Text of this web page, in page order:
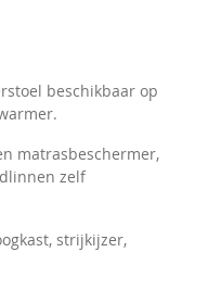
beschikbaar op
matrasbeschermer,
zelf
strijkijzer,